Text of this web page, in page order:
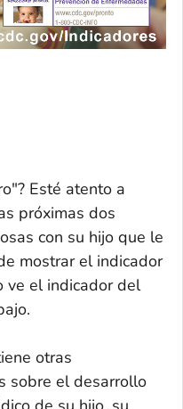
Esté atento a
próximas dos
con su hijo que le
mostrar el indicador
ve el indicador del
otras
sobre el desarrollo